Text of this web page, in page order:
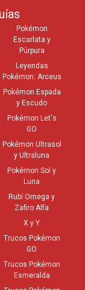
Pokémon
Escarlata y
Púrpura
Leyendas
Pokémon: Arceus
Pokémon Espada
y Escudo
Pokémon Let's
GO
Pokémon Ultrasol
y Ultraluna
Pokémon Sol y
Luna
Rubí Omega y
Zafiro Alfa
X y Y
Trucos Pokémon
GO
Trucos Pokémon
Esmeralda